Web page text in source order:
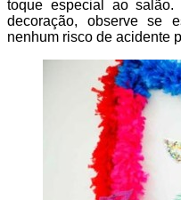
toque especial ao
decoração, observe se
nenhum risco de acidente